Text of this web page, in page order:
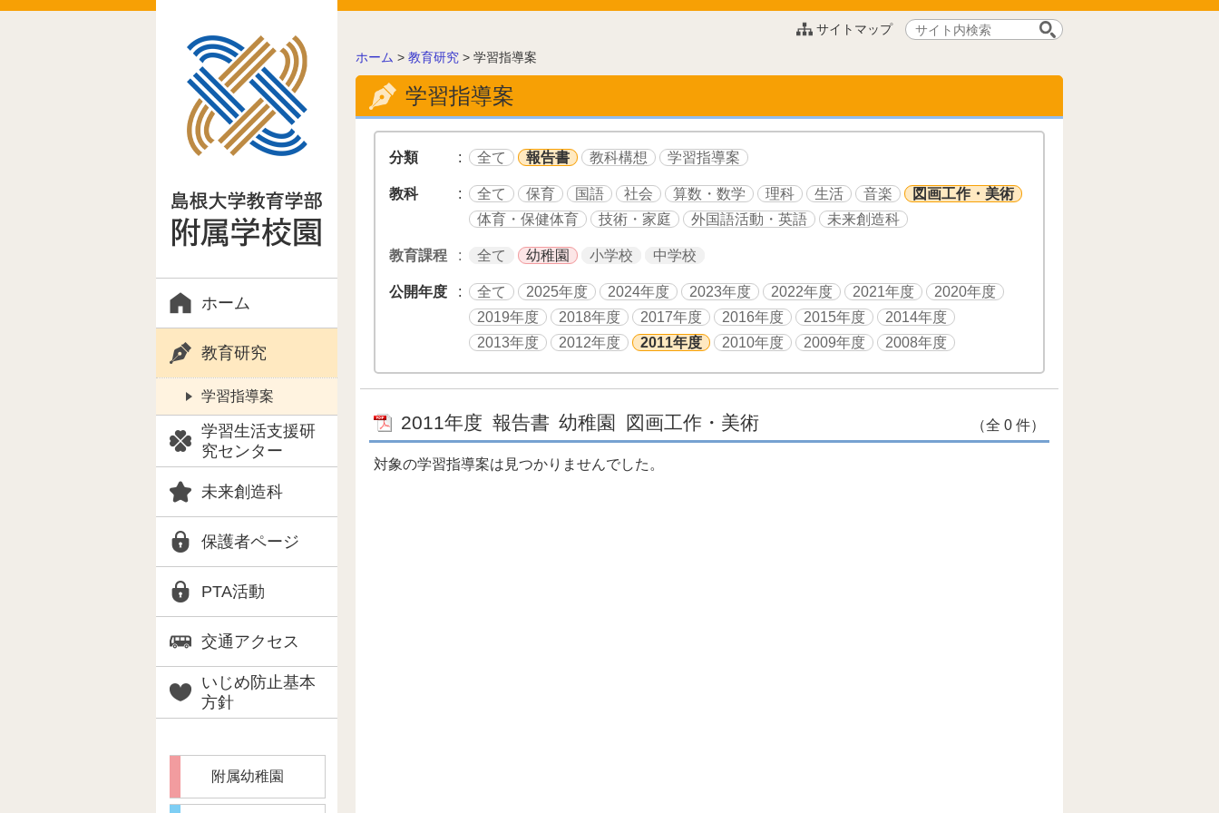
このページの本文へ
ホーム
教育研究
学習指導案
学習生活支援研
究センター
未来創造科
保護者ページ
PTA活動
交通アクセス
いじめ防止基本
方針
サイトマップ
サ
検
こ
の
ー
ホーム > 教育研究 > 学習指導案
学習指導案
分類 全て 報告書 教科構想 学習指導案
教科 全て 保育 国語 社会 算数・数学 理科 生活 音楽
図画工作・美術
体育・保健体育
技術・家庭 外国語活動・英語 未来創造科
教育課程 全て 幼稚園 小学校 中学校
公開年度 全て 2025年度 2024年度 2023年度 2022年度 2021年度
2020年度
2019年度
2018年度 2017年度 2016年度 2015年度
2014年度
2013年度
2012年度 2011年度 2010年度 2009年度 2008年度
2011年度 報告書 幼稚園 図画工作・美術 （全 0 件）
対象の学習指導案は見つかりませんでした。
附属幼稚園